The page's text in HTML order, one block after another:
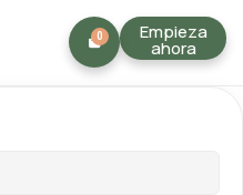
Empieza
ahora
0